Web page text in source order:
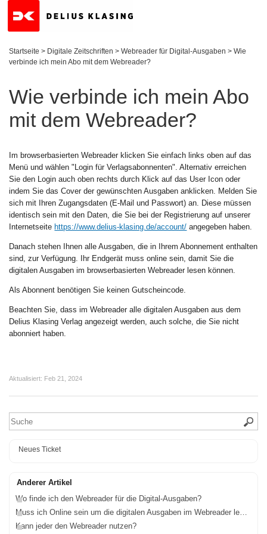
Startseite > Digitale Zeitschriften > Webreader für Digital-Ausgaben > Wie
verbinde ich mein Abo mit dem Webreader?
Wie verbinde ich mein Abo
mit dem Webreader?
Im browserbasierten Webreader klicken Sie einfach links oben auf das
Menü und wählen "Login für Verlagsabonnenten". Alternativ erreichen
Sie den Login auch oben rechts durch Klick auf das User Icon oder
indem Sie das Cover der gewünschten Ausgaben anklicken. Melden Sie
sich mit Ihren Zugangsdaten (E-Mail und Passwort) an. Diese müssen
identisch sein mit den Daten, die Sie bei der Registrierung auf unserer
Internetseite https://www.delius-klasing.de/account/ angegeben haben.
Danach stehen Ihnen alle Ausgaben, die in Ihrem Abonnement enthalten
sind, zur Verfügung. Ihr Endgerät muss online sein, damit Sie die
digitalen Ausgaben im browserbasierten Webreader lesen können.
Als Abonnent benötigen Sie keinen Gutscheincode.
Beachten Sie, dass im Webreader alle digitalen Ausgaben aus dem
Delius Klasing Verlag angezeigt werden, auch solche, die Sie nicht
abonniert haben.
Aktualisiert: Feb 21, 2024
Neues Ticket
Anderer Artikel
Wo finde ich den Webreader für die Digital-Ausgaben?
Muss ich Online sein um die digitalen Ausgaben im Webreader lesen zu können?
Kann jeder den Webreader nutzen?